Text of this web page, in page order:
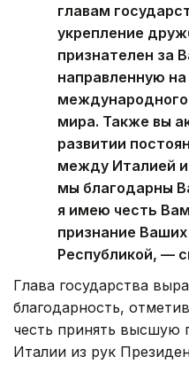
главам
укрепление
признателен за
направленную
мира. Также вы
развитии
между Италией и
мы благодарны
я имею честь
признание
Республикой, —
Глава государства
благодарность,
честь принять высшую
Италии из рук